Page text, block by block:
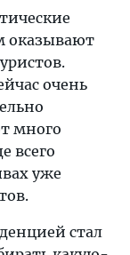
оказывают
очень
много
всего
уже
стал